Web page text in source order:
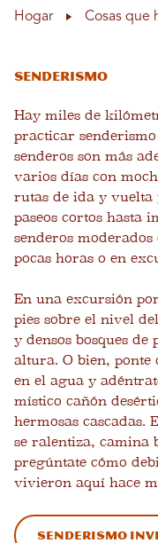
Hogar Cosas que
Senderismo
Hay miles de
practicar
senderos son más
varios días con
rutas de ida y vuelta
paseos cortos hasta
senderos
pocas horas o en
En una excursión
pies sobre el nivel
y densos bosques de
altura. O bien, ponte
en el agua y
místico cañón
hermosas cascadas.
se ralentiza, camina
pregúntate cómo
vivieron aquí hace
Senderismo